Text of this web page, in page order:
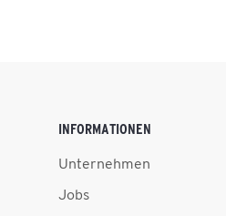
INFORMATIONEN
Unternehmen
Jobs